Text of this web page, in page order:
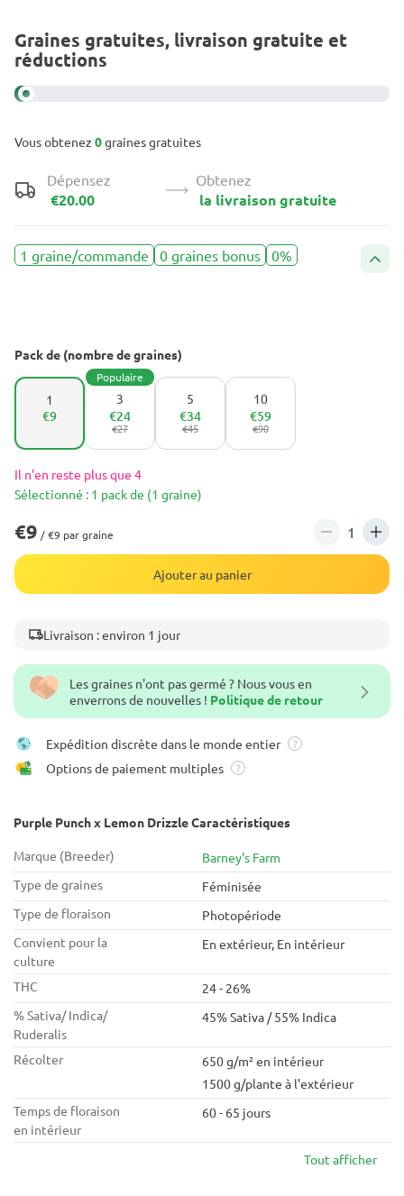
Les graines n'ont pas germé ? Nous vous en
enverrons de nouvelles ! Politique de retour
Expédition discrète dans le monde entier ?
Options de paiement multiples ?
Purple Punch x Lemon Drizzle Caractéristiques
Marque (Breeder)
Barney's Farm
Type de graines
Féminisée
Type de floraison
Photopériode
Convient pour la
culture
En extérieur, En intérieur
THC
24 - 26%
% Sativa/ Indica/
Ruderalis
45% Sativa / 55% Indica
Récolter
650 g/m² en intérieur
1500 g/plante à l'extérieur
Temps de floraison
en intérieur
60 - 65 jours
Tout afficher
Graines gratuites, livraison gratuite et
réductions
Vous obtenez 0graines gratuites
Dépensez
€20.00
Obtenez
la livraison gratuite
1 graine/commande 0 graines bonus 0%
Pack de (nombre de graines)
1
€9
3
Populaire
€27
€24
5
€45
€34
10
€90
€59
Il n'en reste plus que 4
Sélectionné : 1 pack de (1 graine)
€9 / €9 par graine
Ajouter au panier
Livraison : environ 1 jour